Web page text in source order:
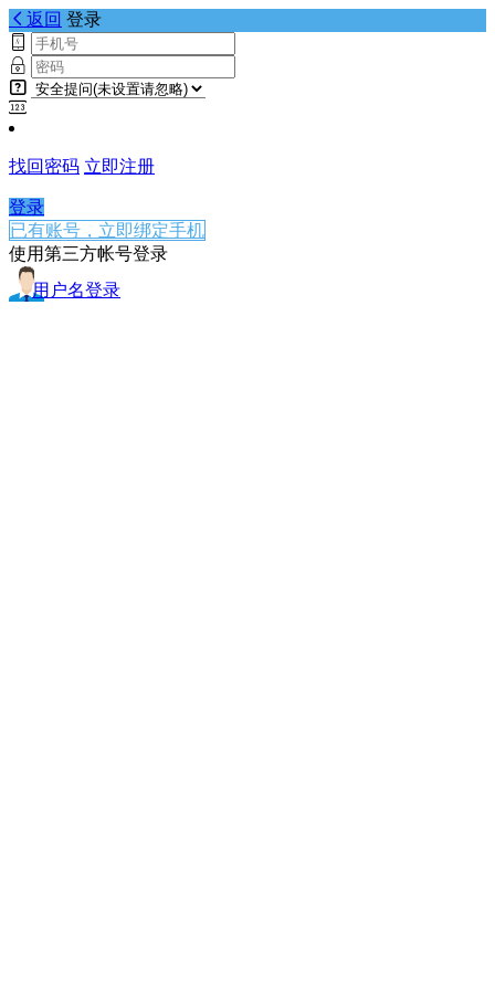
返回 登录
找回密码 立即注册
登录
已有账号，立即绑定手机
使用第三方帐号登录
用户名登录